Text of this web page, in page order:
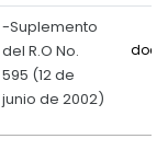
-Suplemento
del R.O No.
595 (12 de
junio de 2002)